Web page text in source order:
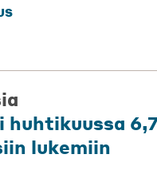
huhtikuussa
lukemiin